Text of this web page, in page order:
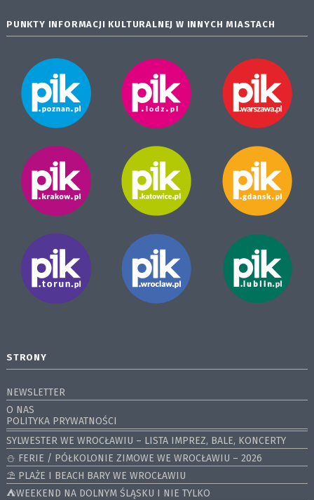
PUNKTY INFORMACJI KULTURALNEJ W INNYCH MIASTACH
STRONY
NEWSLETTER
O NAS
POLITYKA PRYWATNOŚCI
SYLWESTER WE WROCŁAWIU – LISTA IMPREZ, BALE, KONCERTY
⛄️ FERIE / PÓŁKOLONIE ZIMOWE WE WROCŁAWIU – 2026
⛱️ PLAŻE I BEACH BARY WE WROCŁAWIU
⛺️WEEKEND NA DOLNYM ŚLĄSKU I NIE TYLKO